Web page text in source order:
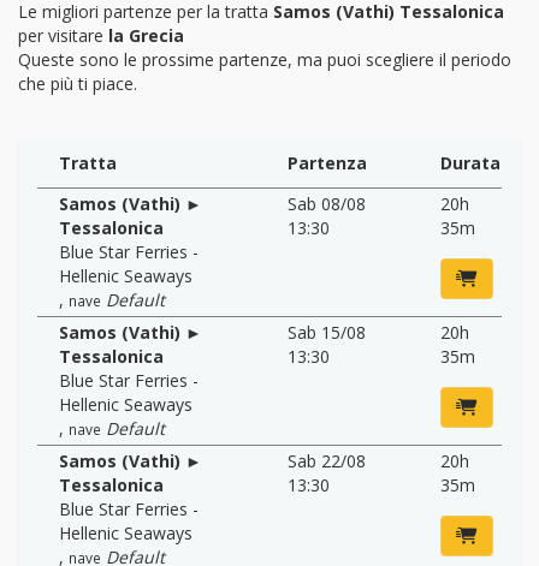
Le migliori partenze per la tratta Samos (Vathi) Tessalonica
per visitare la Grecia
Queste sono le prossime partenze, ma puoi scegliere il periodo
che più ti piace.
Tratta Partenza
Durata
Samos (Vathi) ►
Tessalonica
Blue Star Ferries -
Hellenic Seaways
, nave Default
Sab 08/08
13:30
20h
35m
Samos (Vathi) ►
Tessalonica
Blue Star Ferries -
Hellenic Seaways
, nave Default
Sab 15/08
13:30
20h
35m
Samos (Vathi) ►
Tessalonica
Blue Star Ferries -
Hellenic Seaways
, nave Default
Sab 22/08
13:30
20h
35m